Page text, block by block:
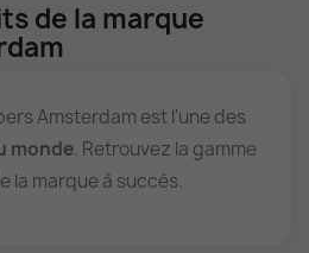
de la marque
Amsterdam est l'une des
monde. Retrouvez la gamme
la marque à succès.